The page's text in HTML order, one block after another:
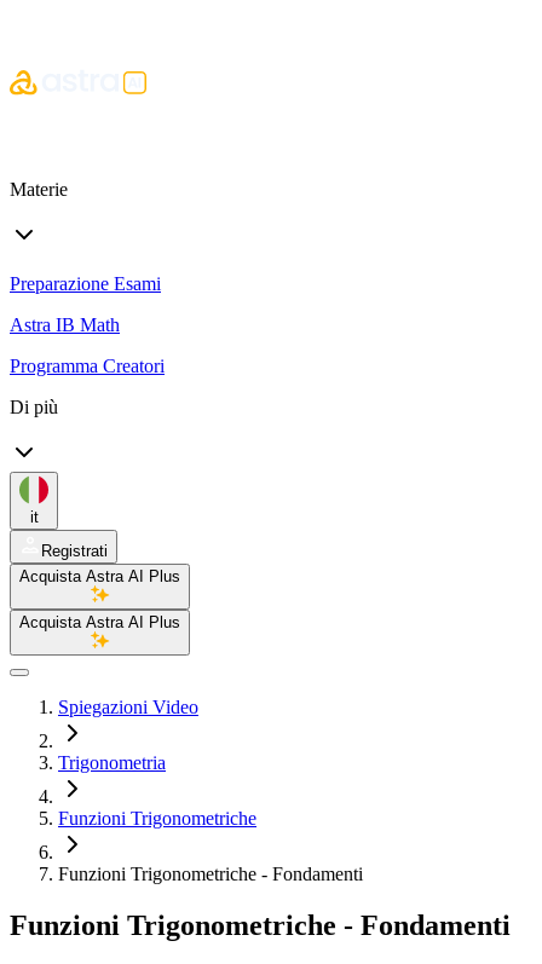
Materie
Preparazione Esami
Astra IB Math
Programma Creatori
Di più
it
Registrati
Acquista Astra AI Plus
Acquista Astra AI Plus
Spiegazioni Video
Trigonometria
Funzioni Trigonometriche
Funzioni Trigonometriche - Fondamenti
Funzioni Trigonometriche - Fondamenti